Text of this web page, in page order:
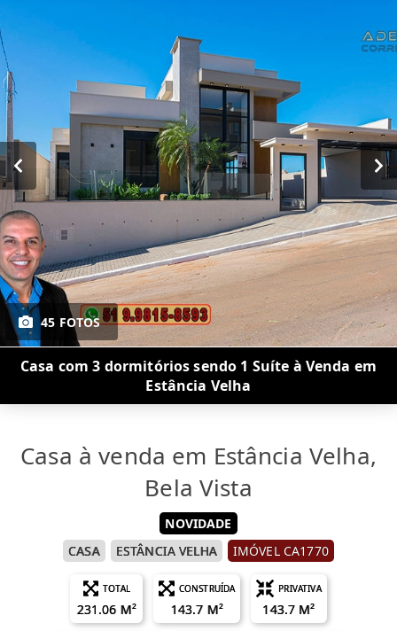
45 FOTOS
Casa com 3 dormitórios sendo 1 Suíte à Venda em
Estância Velha
Casa à venda em Estância Velha,
Bela Vista
NOVIDADE
CASA
ESTÂNCIA VELHA IMÓVEL CA1770
TOTAL
231.06 M²
CONSTRUÍDA
143.7 M²
PRIVATIVA
143.7 M²